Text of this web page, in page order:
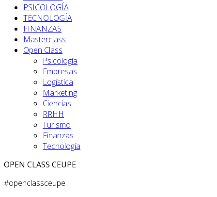
PSICOLOGÍA
TECNOLOGÍA
FINANZAS
Masterclass
Open Class
Psicología
Empresas
Logística
Marketing
Ciencias
RRHH
Turismo
Finanzas
Tecnología
OPEN CLASS CEUPE
#openclassceupe